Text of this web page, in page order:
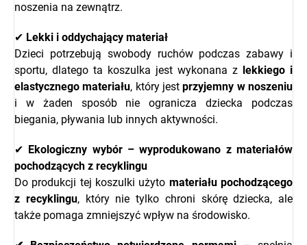
noszenia na zewnątrz.
✔ Lekki i oddychający materiał
Dzieci potrzebują swobody ruchów podczas zabawy i
sportu, dlatego ta koszulka jest wykonana z lekkiego i
elastycznego materiału, który jestprzyjemny w noszeniu
i w żaden sposób nie ogranicza dziecka podczas
biegania, pływania lub innych aktywności.
✔ Ekologiczny wybór – wyprodukowano z materiałów
pochodzących z recyklingu
Do produkcji tej koszulki użyto materiału pochodzącego
z recyklingu, który nie tylko chroni skórę dziecka, ale
także pomaga zmniejszyć wpływ na środowisko.